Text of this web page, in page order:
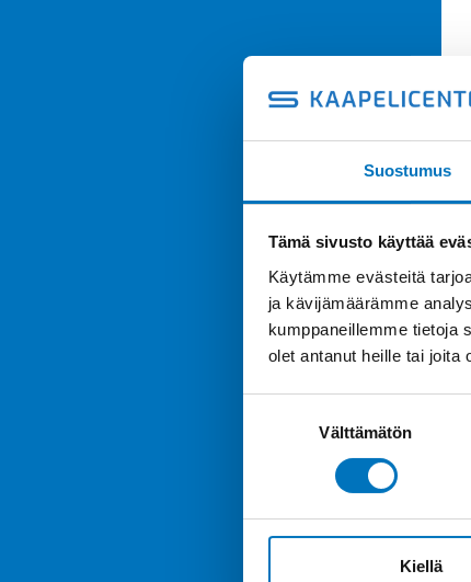
Suostumus
Tämä sivusto käyttää
Käytämme evästeitä
ja kävijämäärämme
kumppaneillemme tietoja
olet antanut heille tai joita
Välttämätön
Kiellä